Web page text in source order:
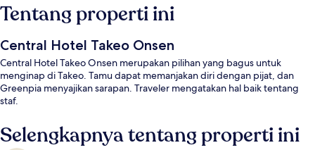
Tentang properti ini
Central Hotel Takeo Onsen
Central Hotel Takeo Onsen merupakan pilihan yang bagus untuk
menginap di Takeo. Tamu dapat memanjakan diri dengan pijat, dan
Greenpia menyajikan sarapan. Traveler mengatakan hal baik tentang
staf.
Selengkapnya tentang properti ini